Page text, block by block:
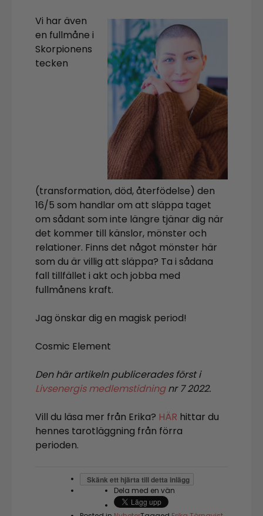
Vi har även
en fullmåne i
Skorpionens
tecken
(transformation, död, återfödelse) den
16/5 som handlar om att släppa taget
om sådant som inte längre tjänar dig när
det kommer till känslor, mönster och
relationer. Finns det något mönster här
som du är villig att släppa? Ta i sådana
fall tillfället i akt och jobba med
fullmånens kraft.
Jag önskar dig en magisk period!
Cosmic Element
Den här artikeln publicerades först i
Livsenergis medlemstidningnr 7 2022.
Vill du läsa mer från Erika? HÄR hittar du
hennes tarotläggning från förra
perioden.
Skänk ett hjärta till detta inlägg
Dela med en vän